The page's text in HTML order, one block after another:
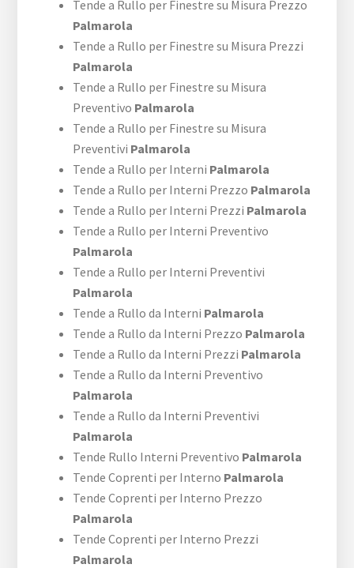
Tende a Rullo per Finestre su Misura Prezzo
Palmarola
Tende a Rullo per Finestre su Misura Prezzi
Palmarola
Tende a Rullo per Finestre su Misura
Preventivo Palmarola
Tende a Rullo per Finestre su Misura
Preventivi Palmarola
Tende a Rullo per Interni Palmarola
Tende a Rullo per Interni Prezzo Palmarola
Tende a Rullo per Interni Prezzi Palmarola
Tende a Rullo per Interni Preventivo
Palmarola
Tende a Rullo per Interni Preventivi
Palmarola
Tende a Rullo da Interni Palmarola
Tende a Rullo da Interni Prezzo Palmarola
Tende a Rullo da Interni Prezzi Palmarola
Tende a Rullo da Interni Preventivo
Palmarola
Tende a Rullo da Interni Preventivi
Palmarola
Tende Rullo Interni Preventivo Palmarola
Tende Coprenti per Interno Palmarola
Tende Coprenti per Interno Prezzo
Palmarola
Tende Coprenti per Interno Prezzi
Palmarola